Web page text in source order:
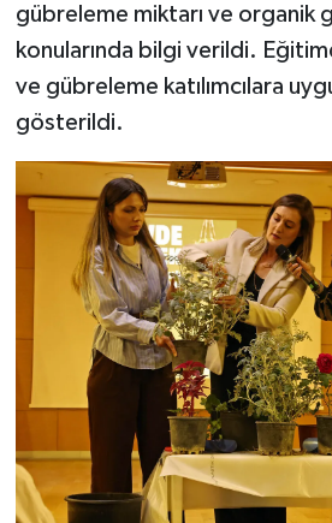
gübreleme miktarı ve organik
konularında bilgi verildi.
ve gübreleme katılımcılara
gösterildi.